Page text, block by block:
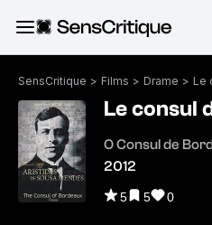
SensCritique > Films > Drame > Le
Le consul
O Consul de
2012
5 5 0